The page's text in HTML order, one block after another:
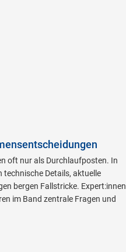
oft nur als Durchlaufposten. In
technische Details, aktuelle
bergen Fallstricke. Expert:innen
im Band zentrale Fragen und